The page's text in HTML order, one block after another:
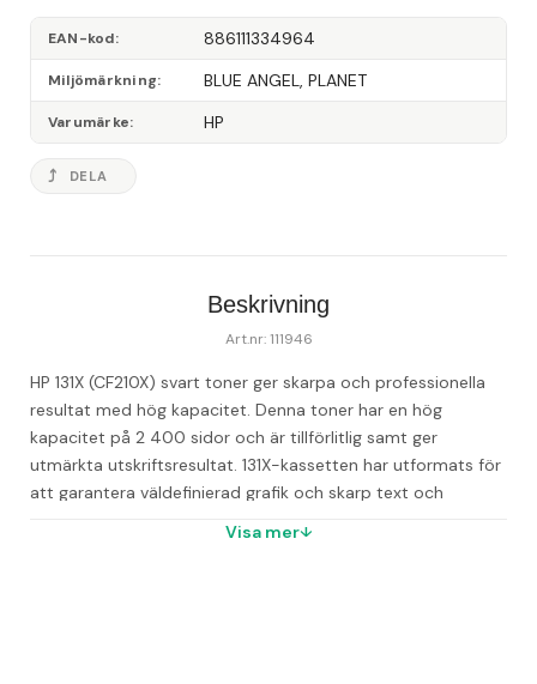
EAN-kod 886111334964
Miljömärkning BLUE ANGEL, PLANET
Varumärke HP
DELA
Beskrivning
Art.nr: 111946
HP 131X (CF210X) svart toner ger skarpa och professionella
resultat med hög kapacitet. Denna toner har en hög
kapacitet på 2 400 sidor och är tillförlitlig samt ger
utmärkta utskriftsresultat. 131X-kassetten har utformats för
att garantera väldefinierad grafik och skarp text och
Visa mer